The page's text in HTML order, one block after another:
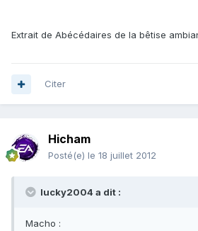
Extrait de Abécédaires de la bêtise
Citer
Hicham
Posté(e) le 18 juillet 2012
lucky2004 a dit :
Macho :